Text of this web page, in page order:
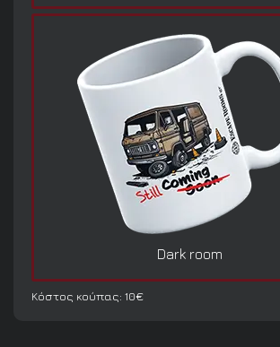
Dark room
Κόστος κούπας: 10€